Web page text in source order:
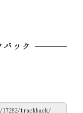
バック